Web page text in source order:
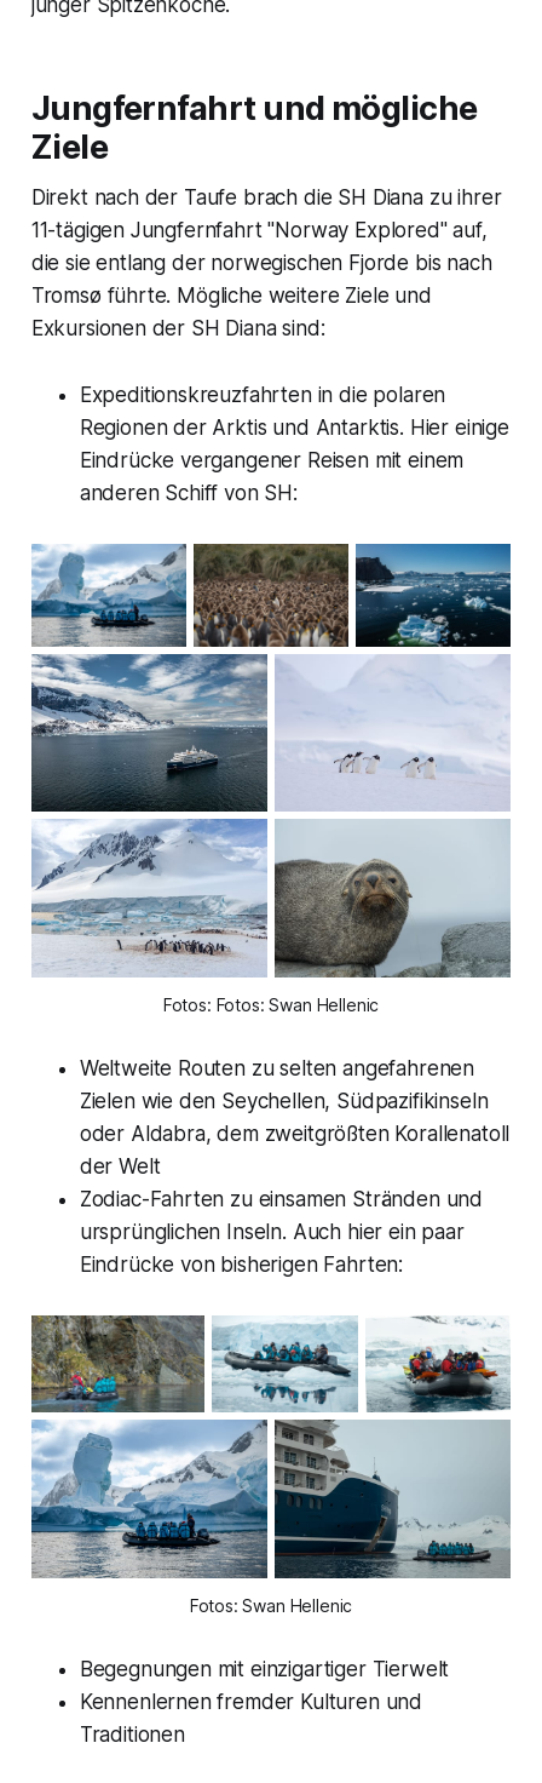
Jungfernfahrt und mögliche
Ziele
Direkt nach der Taufe brach die SH Diana zu ihrer
11-tägigen Jungfernfahrt "Norway Explored" auf,
die sie entlang der norwegischen Fjorde bis nach
Tromsø führte. Mögliche weitere Ziele und
Exkursionen der SH Diana sind:
Expeditionskreuzfahrten in die polaren
Regionen der Arktis und Antarktis. Hier einige
Eindrücke vergangener Reisen mit einem
anderen Schiff von SH:
Fotos: Fotos: Swan Hellenic
Weltweite Routen zu selten angefahrenen
Zielen wie den Seychellen, Südpazifikinseln
oder Aldabra, dem zweitgrößten Korallenatoll
der Welt
Zodiac-Fahrten zu einsamen Stränden und
ursprünglichen Inseln. Auch hier ein paar
Eindrücke von bisherigen Fahrten:
Fotos: Swan Hellenic
Begegnungen mit einzigartiger Tierwelt
Kennenlernen fremder Kulturen und
Traditionen